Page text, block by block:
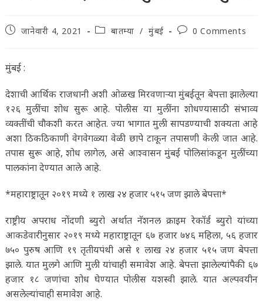
Postजानेवारी 4, 2021
Postबातम्या / मुंबई
Post0 Comments
मुंबई :
देशाची आर्थिक राजधानी अशी ओळख मिरवणाऱ्या मुंबईतून बेपत्ता झालेल्या
१२६ मुलींचा शोध सुरू आहे. पोलीस या मुलींना शोधण्यासाठी संभाव्य
व्यक्तींची चौकशी करत आहेत. ज्या भागात मुली सापडण्याची शक्यता आहे
अशा ठिकठिकाणी वेगवेगळ्या वेळी छापे टाकून तपासणी केली जात आहे.
तपास सुरू आहे, शोध लागेल, असे आश्वासन मुंबई पोलिसांकडून मुलींच्या
पालकांना देण्यात आले आहे.
*महाराष्ट्रातून २०१९ मध्ये १ लाख २४ हजार ५१५ जण झाले बेपत्ता*
राष्ट्रीय अपराध नोंदणी ब्युरो अर्थात नॅशनल क्राइम रेकॉर्ड ब्युरो यांच्या
आकडेवारीनुसार २०१९ मध्ये महाराष्ट्रातून ६७ हजार ७४६ महिला, ५६ हजार
७५० पुरुष आणि १९ तृतीयपंथी असे १ लाख २४ हजार ५१५ जण बेपत्ता
झाले. यात मुलगे आणि मुली यांचाही समावेश आहे. बेपत्ता झालेल्यांपैकी ६७
हजार १८ जणांचा शोध घेण्यात पोलीस यशस्वी झाले. यात अल्पवयीन
असलेल्यांचाही समावेश आहे.